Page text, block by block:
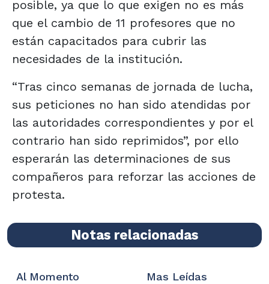
posible, ya que lo que exigen no es más
que el cambio de 11 profesores que no
están capacitados para cubrir las
necesidades de la institución.
“Tras cinco semanas de jornada de lucha,
sus peticiones no han sido atendidas por
las autoridades correspondientes y por el
contrario han sido reprimidos”, por ello
esperarán las determinaciones de sus
compañeros para reforzar las acciones de
protesta.
Notas relacionadas
Al Momento Mas Leídas